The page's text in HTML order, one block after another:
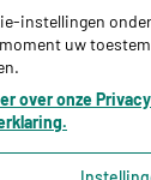
instellingen
uw
over onze